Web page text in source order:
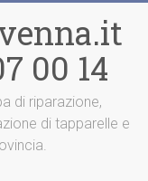
00 14
di riparazione,
di tapparelle e